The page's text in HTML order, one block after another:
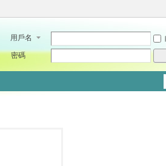
用戶名
密碼